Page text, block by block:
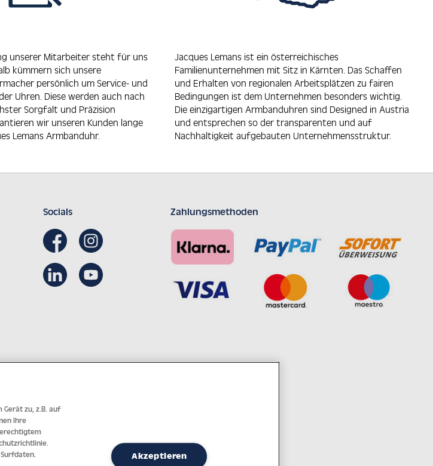
unserer Mitarbeiter steht für uns
kümmern sich unsere
persönlich um Service- und
Uhren. Diese werden auch nach
Sorgfalt und Präzision
wir unseren Kunden lange
Lemans Armbanduhr.
Jacques Lemans ist ein österreichisches
Familienunternehmen mit Sitz in Kärnten. Das Schaffen
und Erhalten von regionalen Arbeitsplätzen zu fairen
Bedingungen ist dem Unternehmen besonders wichtig.
Die einzigartigen Armbanduhren sind Designed in Austria
und entsprechen so der transparenten und auf
Nachhaltigkeit aufgebauten Unternehmensstruktur.
Socials Zahlungsmethoden
zu, z.B. auf
Ihre
Akzeptieren